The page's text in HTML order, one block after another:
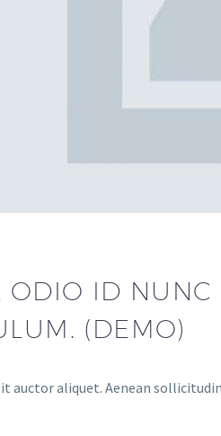
ODIO ID NUNC
(DEMO)
auctor aliquet. Aenean